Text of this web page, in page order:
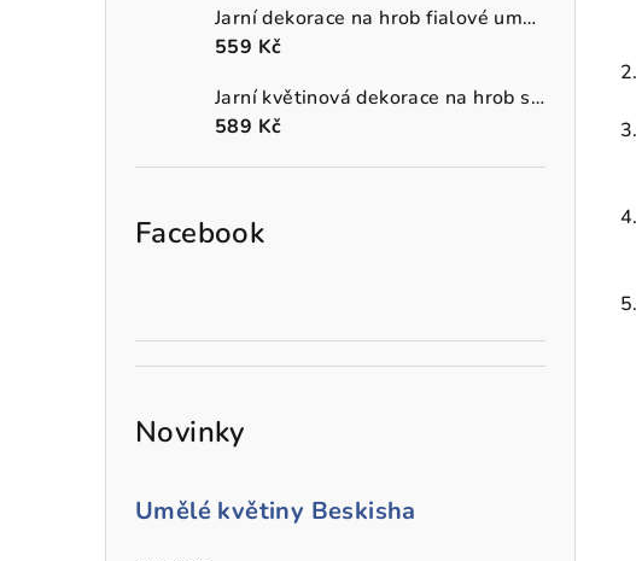
Jarní dekorace na hrob fialové umělé macešky v šedém truhlíku
559 Kč
Jarní květinová dekorace na hrob s oranžovými maceškami
589 Kč
Facebook
Novinky
Umělé květiny Beskisha